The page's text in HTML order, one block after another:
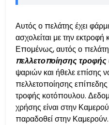
Αυτός ο πελάτης έχει
ασχολείται με την
Επομένως, αυτός ο
πελλετοποίησης
ψαριών και ήθελε επίσης
πελλετοποίησης
τροφής κοτόπουλου.
χρήσης είναι στην
παραδοθεί στην Καμερούν.